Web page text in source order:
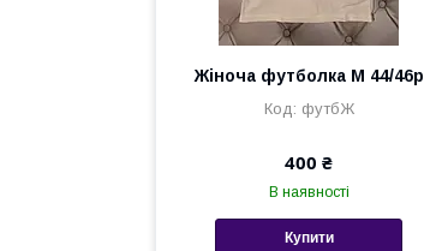
Жіноча футболка М 44/46р
футбЖ
400 ₴
В наявності
Купити